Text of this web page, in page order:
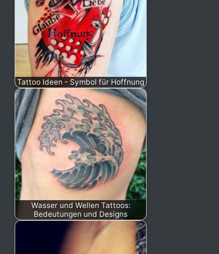
Tattoo Ideen - Symbol für Hoffnung
Wasser und Wellen Tattoos:
Bedeutungen und Designs